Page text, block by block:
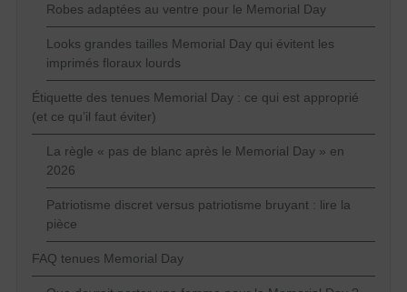
Robes adaptées au ventre pour le Memorial Day
Looks grandes tailles Memorial Day qui évitent les
imprimés floraux lourds
Étiquette des tenues Memorial Day : ce qui est approprié
(et ce qu’il faut éviter)
La règle « pas de blanc après le Memorial Day » en
2026
Patriotisme discret versus patriotisme bruyant : lire la
pièce
FAQ tenues Memorial Day